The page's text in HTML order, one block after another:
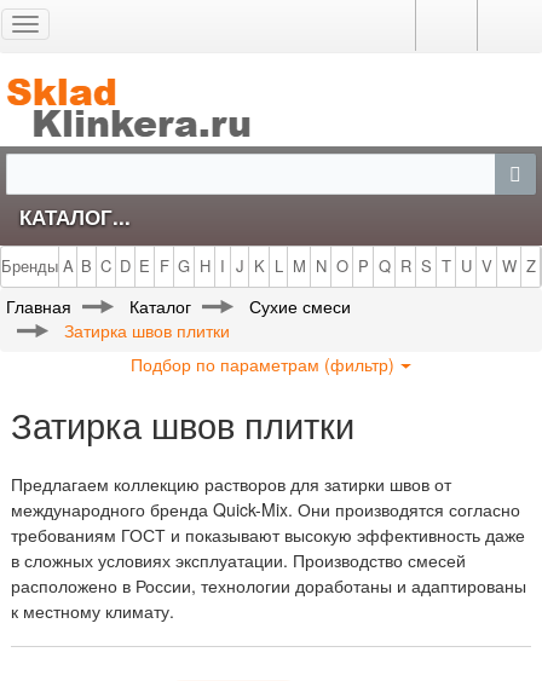
Toggle
КАТАЛОГ...
Бренды A B C D E F G H I J K L M N O P Q R S T U V W Z
Главная Каталог
Сухие смеси
Затирка швов плитки
Подбор по параметрам (фильтр)
Затирка швов плитки
Предлагаем коллекцию растворов для затирки швов от
международного бренда Quick-Mix. Они производятся согласно
требованиям ГОСТ и показывают высокую эффективность даже
в сложных условиях эксплуатации. Производство смесей
расположено в России, технологии доработаны и адаптированы
к местному климату.